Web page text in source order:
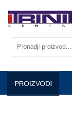
content
PROIZVODI